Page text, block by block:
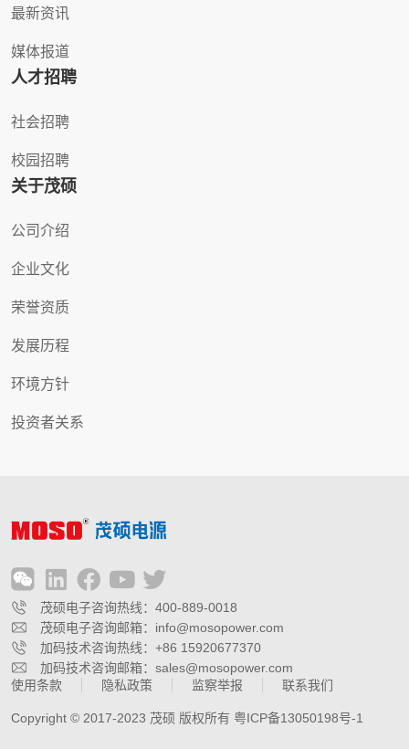
最新资讯
媒体报道
人才招聘
社会招聘
校园招聘
关于茂硕
公司介绍
企业文化
荣誉资质
发展历程
环境方针
投资者关系
茂硕电子咨询热线：400-889-0018
茂硕电子咨询邮箱：info@mosopower.com
加码技术咨询热线：+86 15920677370
加码技术咨询邮箱：sales@mosopower.com
使用条款
隐私政策 监察举报 联系我们
Copyright © 2017-2023 茂硕 版权所有 粤ICP备13050198号-1